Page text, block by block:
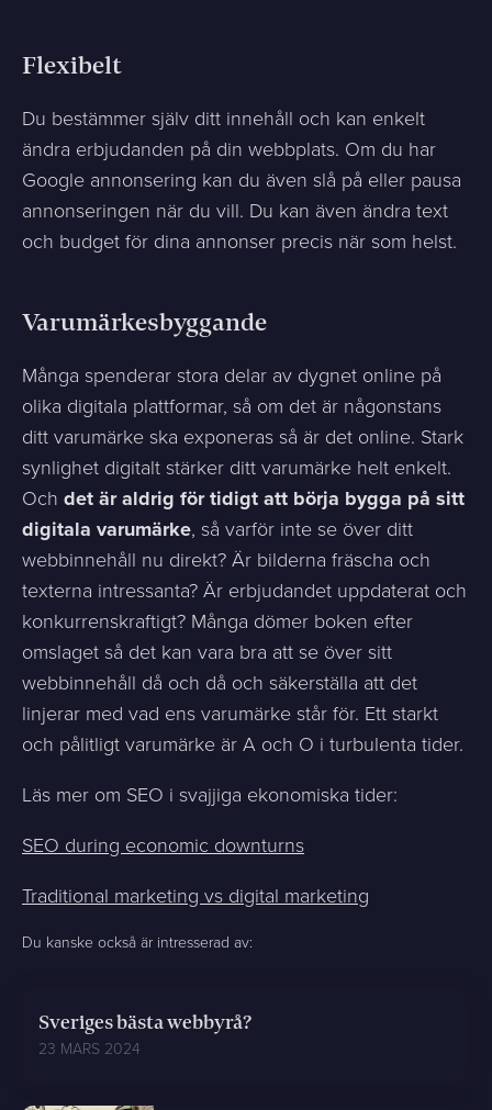
Flexibelt
Du bestämmer själv ditt innehåll och kan enkelt
ändra erbjudanden på din webbplats. Om du har
Google annonsering kan du även slå på eller pausa
annonseringen när du vill. Du kan även ändra text
och budget för dina annonser precis när som helst.
Varumärkesbyggande
Många spenderar stora delar av dygnet online på
olika digitala plattformar, så om det är någonstans
ditt varumärke ska exponeras så är det online. Stark
synlighet digitalt stärker ditt varumärke helt enkelt.
Och det är aldrig för tidigt att börja bygga på sitt
digitala varumärke, så varför inte se över ditt
webbinnehåll nu direkt? Är bilderna fräscha och
texterna intressanta? Är erbjudandet uppdaterat och
konkurrenskraftigt? Många dömer boken efter
omslaget så det kan vara bra att se över sitt
webbinnehåll då och då och säkerställa att det
linjerar med vad ens varumärke står för. Ett starkt
och pålitligt varumärke är A och O i turbulenta tider.
Läs mer om SEO i svajjiga ekonomiska tider:
SEO during economic downturns
Traditional marketing vs digital marketing
Du kanske också är intresserad av:
Sveriges bästa webbyrå?
23 MARS 2024